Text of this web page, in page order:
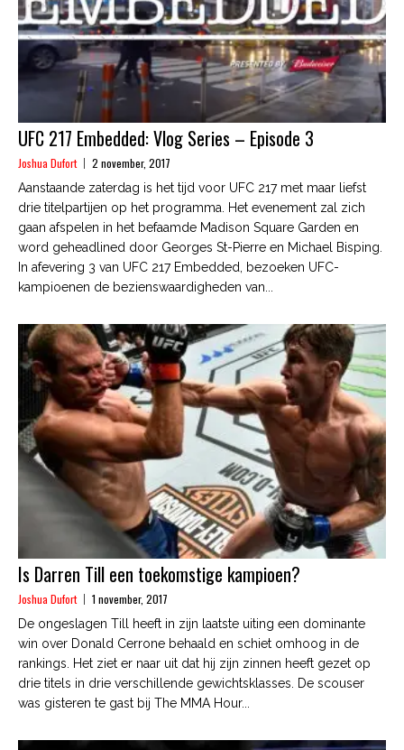
UFC 217 Embedded: Vlog Series – Episode 3
Joshua Dufort 2 november, 2017
Aanstaande zaterdag is het tijd voor UFC 217 met maar liefst
drie titelpartijen op het programma. Het evenement zal zich
gaan afspelen in het befaamde Madison Square Garden en
word geheadlined door Georges St-Pierre en Michael Bisping.
In afevering 3 van UFC 217 Embedded, bezoeken UFC-
kampioenen de bezienswaardigheden van...
Is Darren Till een toekomstige kampioen?
Joshua Dufort 1 november, 2017
De ongeslagen Till heeft in zijn laatste uiting een dominante
win over Donald Cerrone behaald en schiet omhoog in de
rankings. Het ziet er naar uit dat hij zijn zinnen heeft gezet op
drie titels in drie verschillende gewichtsklasses. De scouser
was gisteren te gast bij The MMA Hour...